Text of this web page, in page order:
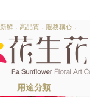
新鮮．高品質．服務稱心．
用途分類